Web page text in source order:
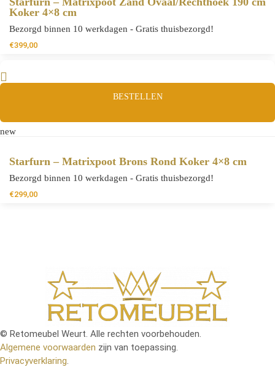
Koker 4×8 cm
Bezorgd binnen 10 werkdagen - Gratis thuisbezorgd!
€399,00
BESTELLEN
new
Starfurn – Matrixpoot Brons Rond Koker 4×8 cm
Bezorgd binnen 10 werkdagen - Gratis thuisbezorgd!
€299,00
© Retomeubel Weurt. Alle rechten voorbehouden.
Algemene voorwaarden zijn van toepassing.
Privacyverklaring.